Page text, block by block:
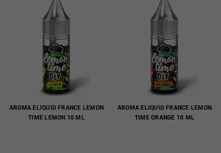
AROMA ELIQUID FRANCE LEMON
TIME LEMON 10 ML
AROMA ELIQUID FRANCE LEMON
TIME ORANGE 10 ML